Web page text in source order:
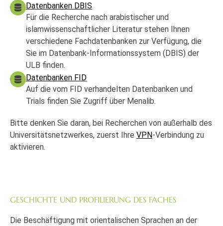
Datenbanken DBIS
Für die Recherche nach arabistischer und
islamwissenschaftlicher Literatur stehen Ihnen
verschiedene Fachdatenbanken zur Verfügung, die
Sie im Datenbank-Informationssystem (DBIS) der
ULB finden.
Datenbanken FID
Auf die vom FID verhandelten Datenbanken und
Trials finden Sie Zugriff über Menalib.
Bitte denken Sie daran, bei Recherchen von außerhalb des
Universitätsnetzwerkes, zuerst Ihre VPN-Verbindung zu
aktivieren.
GESCHICHTE UND PROFILIERUNG DES FACHES
Die Beschäftigung mit orientalischen Sprachen an der